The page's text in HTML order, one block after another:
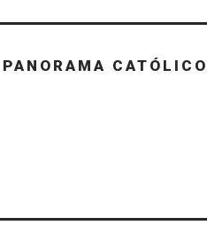
PANORAMA CATÓLICO